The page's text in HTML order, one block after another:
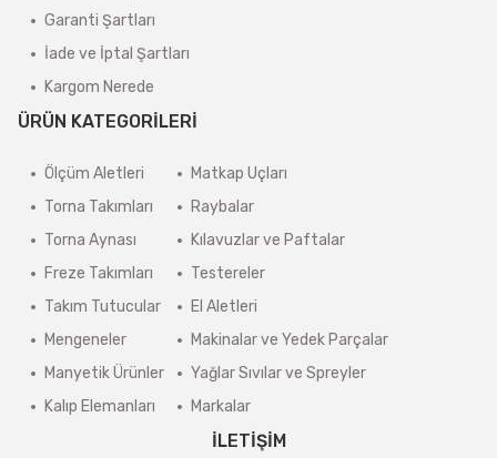
Garanti Şartları
İade ve İptal Şartları
Kargom Nerede
ÜRÜN KATEGORİLERİ
Ölçüm Aletleri
Torna Takımları
Torna Aynası
Freze Takımları
Takım Tutucular
Mengeneler
Manyetik Ürünler
Kalıp Elemanları
Matkap Uçları
Raybalar
Kılavuzlar ve Paftalar
Testereler
El Aletleri
Makinalar ve Yedek Parçalar
Yağlar Sıvılar ve Spreyler
Markalar
İLETİŞİM